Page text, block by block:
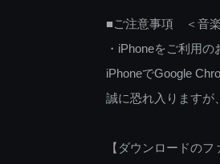
■ご注意事項 ＜音楽
・iPhoneをご利用の
iPhoneでGoogle
誠に恐れ入りますが
【ダウンロードのフ